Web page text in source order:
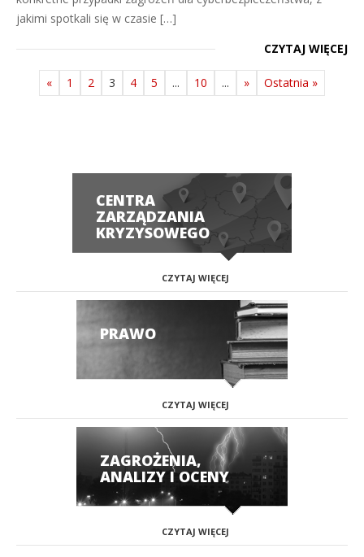
jakimi spotkali się w czasie […]
CZYTAJ WIĘCEJ
« 1 2 3 4 5 ... 10 ... » Ostatnia »
CENTRA
ZARZĄDZANIA
KRYZYSOWEGO
CZYTAJ WIĘCEJ
PRAWO
CZYTAJ WIĘCEJ
ZAGROŻENIA,
ANALIZY I OCENY
CZYTAJ WIĘCEJ